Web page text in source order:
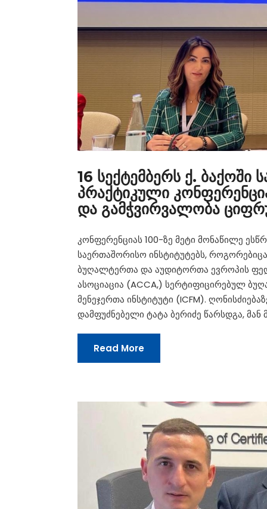
16 სექტემბერს ქ.
პრაქტიკული
და გამჭვირვალობა
კონფერენციას 100-ზე მეტი მონაწილე
საერთაშორისო ინსტიტუტებს,
ბუღალტერთა და აუდიტორთა ევროპის
ასოციაცია (ACCA,) სერტიფიცირებულ
მენეჯერთა ინსტიტუტი (ICFM).
დამფუძნებელი ტატა ბერიძე წარსდგა,
Read More